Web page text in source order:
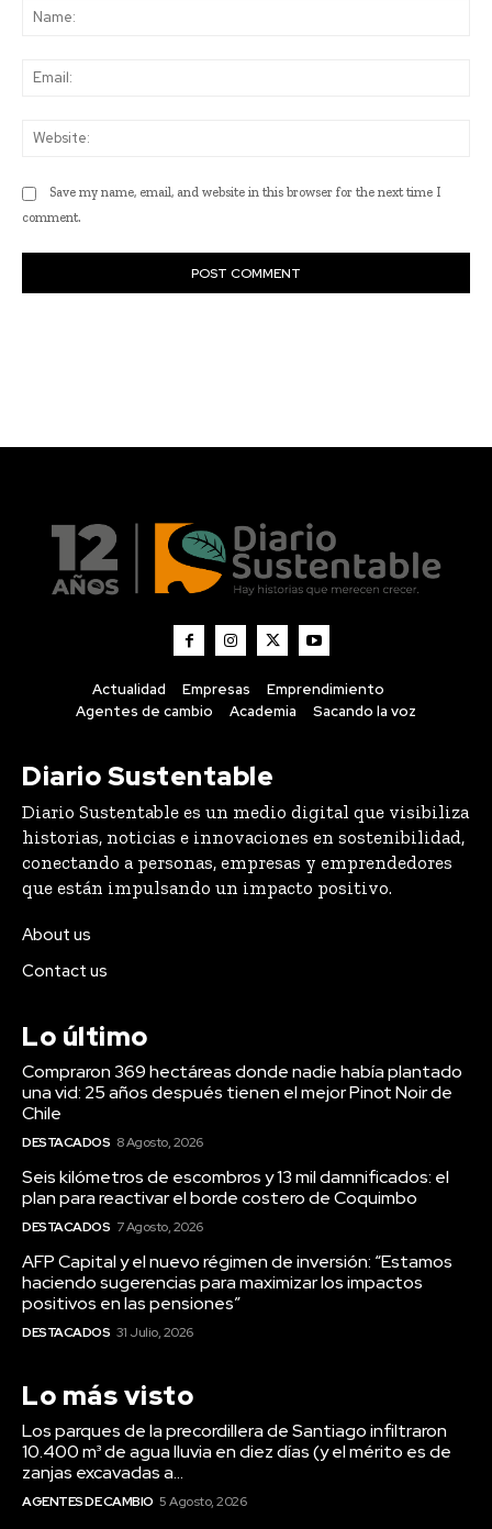
Actualidad Empresas
Emprendimiento
Agentes de cambio
Academia
Diario Sustentable
Diario Sustentable es un medio digital que visibiliza
que están impulsando un impacto positivo.
About us
Contact us
Lo último
Compraron 369 hectáreas donde nadie había plantado
una vid: 25 años después tienen el mejor Pinot Noir de
DESTACADOS 8 Agosto, 2026
Seis kilómetros de escombros y 13 mil damnificados: el
plan para reactivar el borde costero de Coquimbo
DESTACADOS
AFP Capital y el nuevo régimen de inversión: “Estamos
haciendo sugerencias para maximizar los impactos
positivos en las pensiones”
DESTACADOS 31 Julio, 2026
Lo más visto
Los parques de la precordillera de Santiago infiltraron
10.400 m³ de agua lluvia en diez días (y el mérito es de
AGENTES DE CAMBIO 5 Agosto, 2026
Chile tiene 300 mil niños menos que hace siete años (y
uno de cada cuatro menores de 5 años sigue bajo la
línea de...
AGENTES DE CAMBIO 3 Agosto, 2026